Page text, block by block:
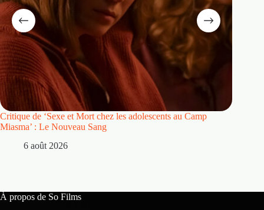
Critique de ‘Sexe et Mort chez les adolescents au Camp
Miasma’ : Le Nouveau Sang
6 août 2026
À propos de So Films